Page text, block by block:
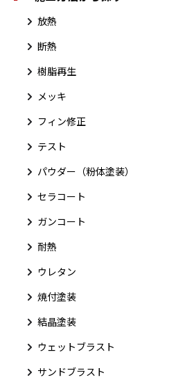
放熱
断熱
樹脂再生
メッキ
フィン修正
テスト
パウダー（粉体塗装）
セラコート
ガンコート
耐熱
ウレタン
焼付塗装
結晶塗装
ウェットブラスト
サンドブラスト